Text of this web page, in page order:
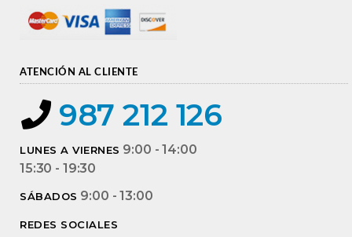
ATENCIÓN AL CLIENTE
987 212 126
LUNES A VIERNES 9:00 - 14:00
15:30 - 19:30
SÁBADOS 9:00 - 13:00
REDES SOCIALES